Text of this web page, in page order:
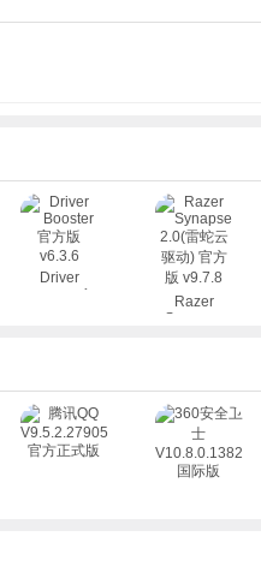
大化。你永远不需要担心安装不
得到最新官方驱动。
于方便节省你的时间和固定的任
动程序并帮助您从可上网的电
位最准确的网络驱动器。
起系统冲突。在驱动器驱动卸载
Driver
Booster 官
Razer
Synapse